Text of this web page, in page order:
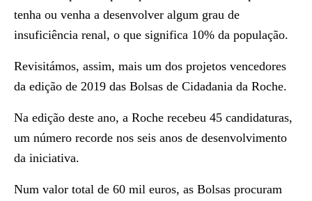
tenha ou venha a desenvolver algum grau de
insuficiência renal, o que significa 10% da população.
Revisitámos, assim, mais um dos projetos vencedores
da edição de 2019 das Bolsas de Cidadania da Roche.
Na edição deste ano, a Roche recebeu 45 candidaturas,
um número recorde nos seis anos de desenvolvimento
da iniciativa.
Num valor total de 60 mil euros, as Bolsas procuram